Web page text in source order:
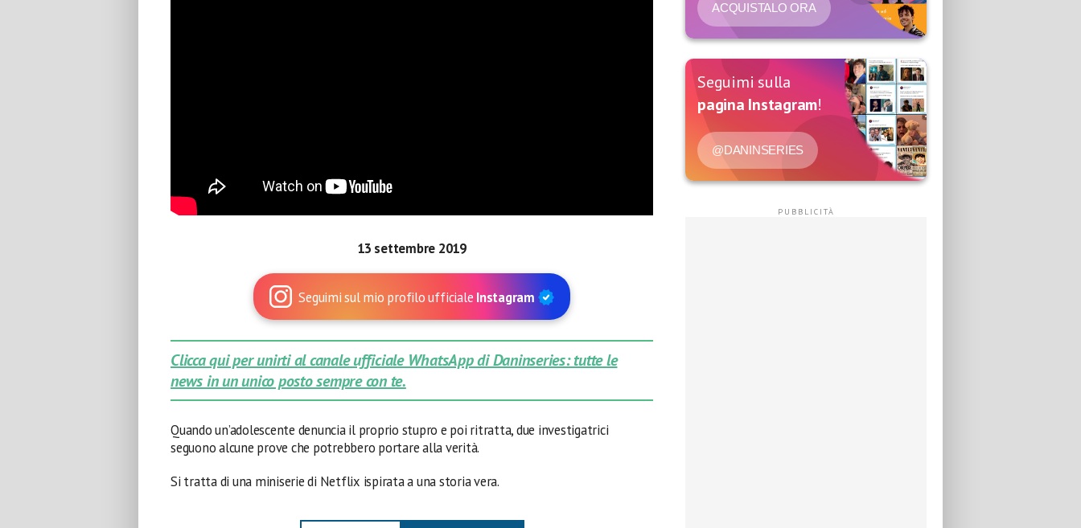
13 settembre 2019
Seguimi sul mio profilo ufficiale Instagram
Clicca qui per unirti al canale ufficiale WhatsApp di Daninseries: tutte le
news in un unico posto sempre con te.
Quando un’adolescente denuncia il proprio stupro e poi ritratta, due investigatrici
seguono alcune prove che potrebbero portare alla verità.
Si tratta di una miniserie di Netflix ispirata a una storia vera.
ACQUISTALO ORA
Seguimi sulla
pagina Instagram!
@DANINSERIES